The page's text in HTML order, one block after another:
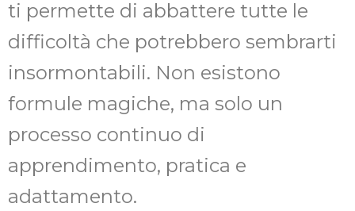
ti permette di abbattere tutte le
difficoltà che potrebbero sembrarti
insormontabili. Non esistono
formule magiche, ma solo un
processo continuo di
apprendimento, pratica e
adattamento.